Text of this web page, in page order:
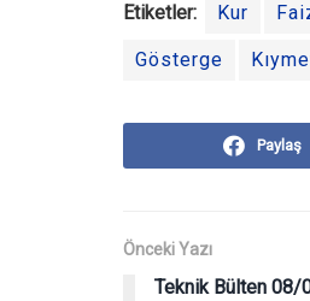
Etiketler: Kur
Gösterge
Paylaş
Önceki Yazı
Teknik Bülten 08/